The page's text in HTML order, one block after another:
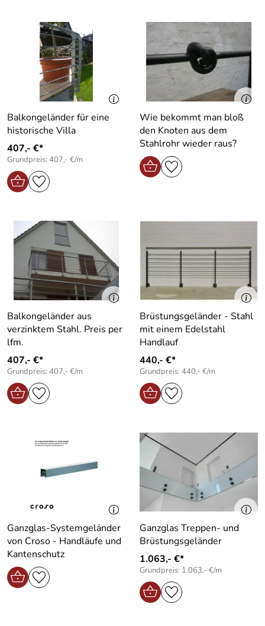
Balkongeländer für eine
historische Villa
407,- €*
Grundpreis: 407,- €/m
Wie bekommt man bloß
den Knoten aus dem
Stahlrohr wieder raus?
Balkongeländer aus
verzinktem Stahl. Preis per
lfm.
407,- €*
Grundpreis: 407,- €/m
Brüstungsgeländer - Stahl
mit einem Edelstahl
Handlauf
440,- €*
Grundpreis: 440,- €/m
Ganzglas-Systemgeländer
von Croso - Handläufe und
Kantenschutz
Ganzglas Treppen- und
Brüstungsgeländer
1.063,- €*
Grundpreis: 1.063,- €/m